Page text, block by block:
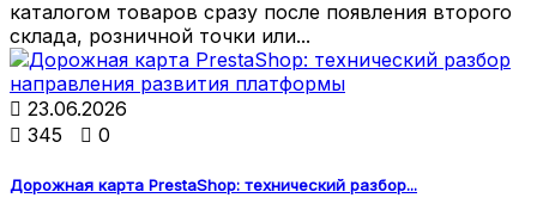
каталогом товаров сразу после появления второго
склада, розничной точки или...
 23.06.2026
 345  0
Дорожная карта PrestaShop: технический разбор...